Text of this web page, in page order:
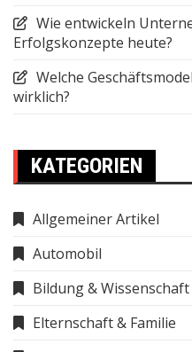
Wie entwickeln
Erfolgskonzepte heute?
Welche
wirklich?
KATEGORIEN
Allgemeiner Artikel
Automobil
Bildung & Wissenschaft
Elternschaft & Familie